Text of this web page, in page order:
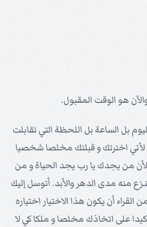
هو الوقت المقبول.
بل الساعة بل اللحظة التي تقابلت
اخترتك و قبلتك مخلصا شخصيا
من يجدك يا رب يجد الحياة و من
منه مدى الدهر والأبد. أتوسل إليك
القراء أن يكون هذا الاختيار اختياره
على اتخاذك مخلصا و ملكا كي لا